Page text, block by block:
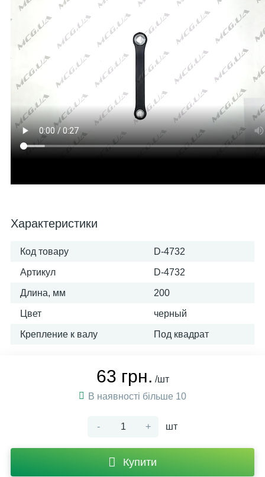
Характеристики
Код товару D-4732
Артикул D-4732
Длина, мм 200
Цвет черный
Крепление к валу Под квадрат
63 грн. /шт
В наявності більше 10
- + шт
Купити